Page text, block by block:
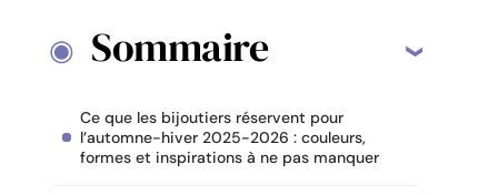
Sommaire
Ce que les bijoutiers réservent pour
l’automne-hiver 2025-2026 : couleurs,
formes et inspirations à ne pas manquer